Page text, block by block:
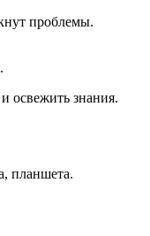
проблемы.
освежить знания.
планшета.